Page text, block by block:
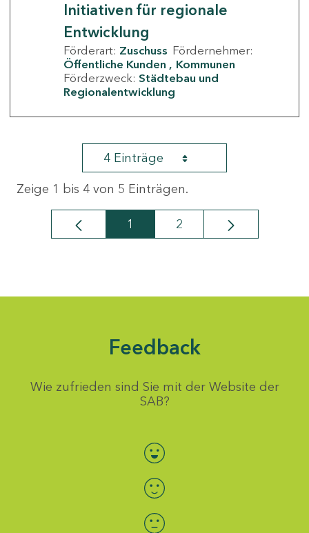
Initiativen für regionale
Entwicklung
Förderart: Zuschuss Fördernehmer:
Öffentliche Kunden
Kommunen
Förderzweck: Städtebau und
Regionalentwicklung
4 Einträge
Zeige 1 bis 4 von 5 Einträgen.
Seite
1 Seite
2
Feedback
Wie zufrieden sind Sie mit der Website der
SAB?
Bewertung auswählen